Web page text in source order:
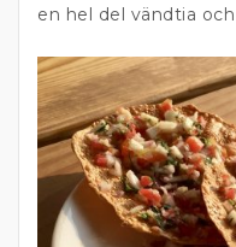
en hel del vändtia